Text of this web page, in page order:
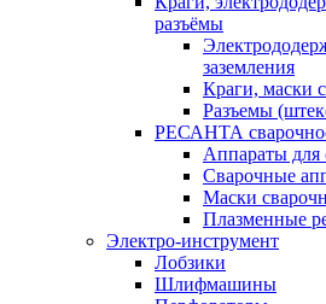
разъёмы
заземления
Краги, маски
Разъемы
РЕСАНТА
Аппараты
Сварочные
Маски
Плазменные
Электро-инструмент
Лобзики
Шлифмашины